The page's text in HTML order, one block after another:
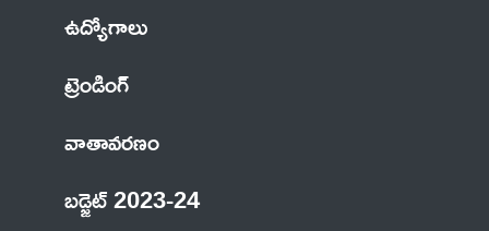
ఉద్యోగాలు
ట్రెండింగ్
వాతావరణం
బడ్జెట్ 2023-24